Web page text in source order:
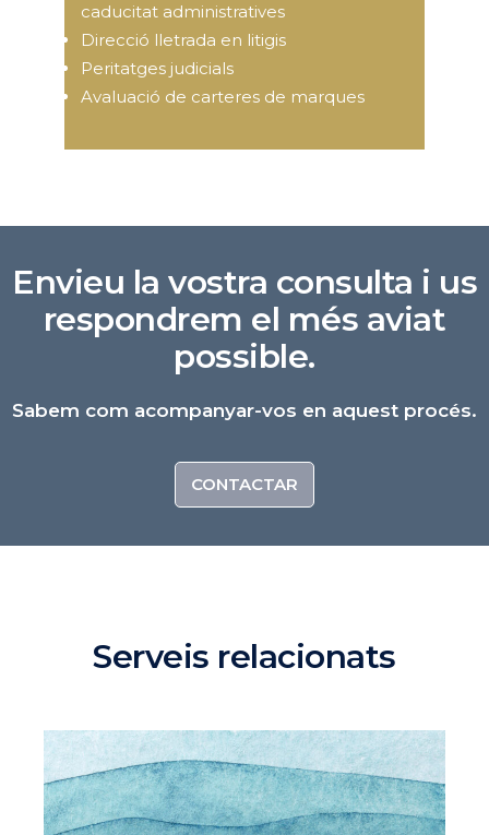
caducitat administratives
Direcció lletrada en litigis
Peritatges judicials
Avaluació de carteres de marques
Envieu la vostra consulta i us
respondrem el més aviat
possible.
Sabem com acompanyar-vos en aquest procés.
CONTACTAR
Serveis relacionats